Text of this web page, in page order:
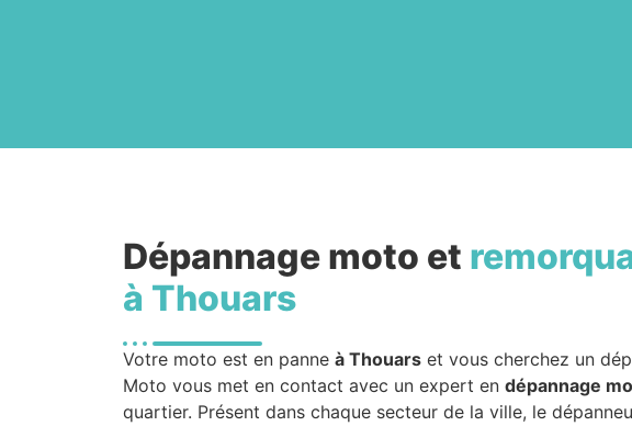
Dépannage moto et
à Thouars
Votre moto est en panne à Thouars et vous cherchez un
Moto vous met en contact avec un expert en dépannage
quartier. Présent dans chaque secteur de la ville, le